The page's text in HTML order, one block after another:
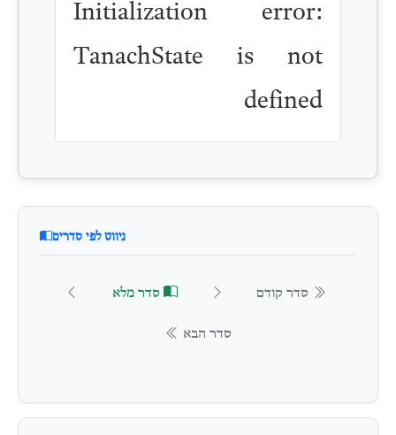
Initialization error:
TanachState is not
defined
ניווט לפי סדרים
סדר קודם סדר מלא
סדר הבא